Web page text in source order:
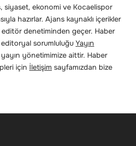
siyaset, ekonomi ve Kocaelispor
hazırlar. Ajans kaynaklı içerikler
editör denetiminden geçer. Haber
editoryal sorumluluğu Yayın
yönetimimize aittir. Haber
için İletişim sayfamızdan bize